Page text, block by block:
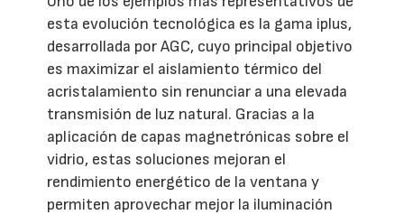
esta evolución tecnológica es la gama iplus,
desarrollada por AGC, cuyo principal objetivo
es maximizar el aislamiento térmico del
acristalamiento sin renunciar a una elevada
transmisión de luz natural. Gracias a la
aplicación de capas magnetrónicas sobre el
vidrio, estas soluciones mejoran el
rendimiento energético de la ventana y
permiten aprovechar mejor la iluminación